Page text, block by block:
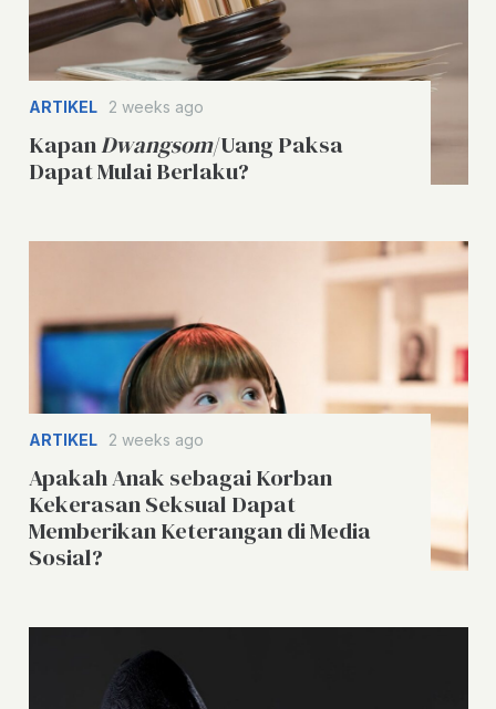
ARTIKEL 2 weeks ago
KapanDwangsom/Uang Paksa
Dapat Mulai Berlaku?
ARTIKEL 2 weeks ago
Apakah Anak sebagai Korban
Kekerasan Seksual Dapat
Memberikan Keterangan di Media
Sosial?